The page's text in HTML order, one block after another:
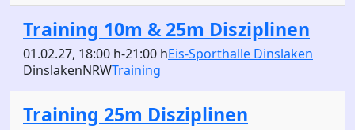
Training 10m & 25m Disziplinen
01.02.27, 18:00 h-21:00 hEis-Sporthalle Dinslaken
DinslakenNRWTraining
Training 25m Disziplinen